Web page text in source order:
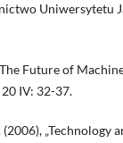
Uniwersytetu
Future of
IV: 32-37.
„Technology